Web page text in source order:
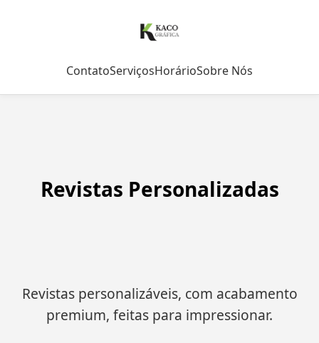
ContatoServiçosHorárioSobre Nós
Revistas Personalizadas
Revistas personalizáveis, com acabamento
premium, feitas para impressionar.